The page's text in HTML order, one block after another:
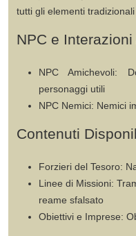
tutti gli elementi
NPC e Interazioni
NPC Amichevoli:
personaggi utili
NPC Nemici: Nemici
Contenuti
Forzieri del Tesoro:
Linee di Missioni:
reame sfalsato
Obiettivi e Imprese: